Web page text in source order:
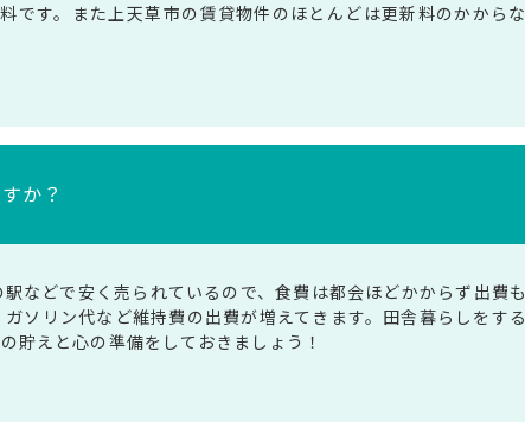
です。また上天草市の賃貸物件のほとんどは更新料のかから
か？
などで安く売られているので、食費は都会ほどかからず出費
ソリン代など維持費の出費が増えてきます。田舎暮らしをす
貯えと心の準備をしておきましょう！